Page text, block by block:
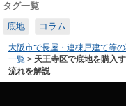
タグ一覧
底地
コラム
大阪市で長屋・連棟戸建て等
一覧 > 天王寺区で底地を購入
流れを解説